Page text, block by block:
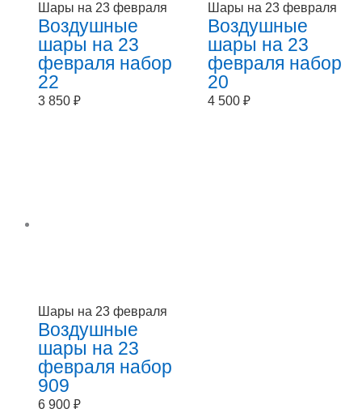
Шары на 23 февраля
Воздушные
шары на 23
февраля набор
22
3 850 ₽
Шары на 23 февраля
Воздушные
шары на 23
февраля набор
20
4 500₽
Шары на 23 февраля
Воздушные
шары на 23
февраля набор
909
6 900 ₽